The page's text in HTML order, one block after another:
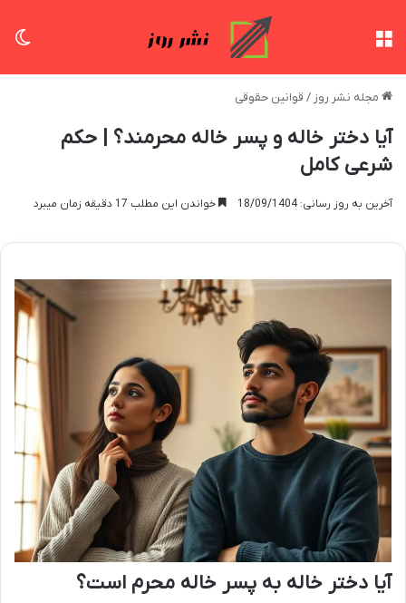
مجله نشر روز / قوانین حقوقی
آیا دختر خاله و پسر خاله محرمند؟ | حکم
شرعی کامل
آخرین به روز رسانی: 18/09/1404 خواندن این مطلب 17 دقیقه زمان میبرد
آیا دختر خاله به پسر خاله محرم است؟